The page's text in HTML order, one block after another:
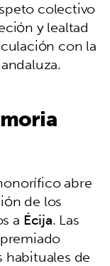
colectivo
y lealtad
con la
abre
de los
a Écija. Las
habituales de